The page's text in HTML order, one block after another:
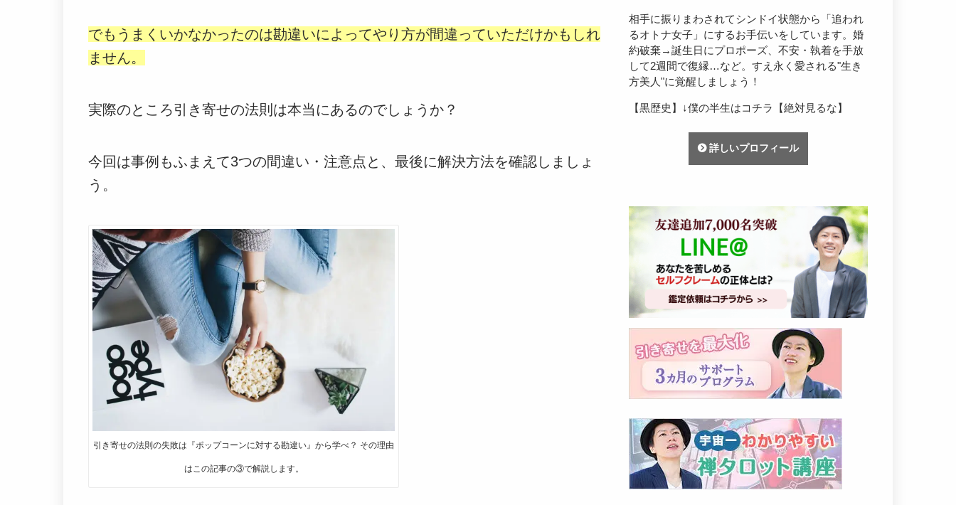
でもうまくいかなかったのは勘違いによってやり方が間違っていただけかもしれ
ません。
実際のところ引き寄せの法則は本当にあるのでしょうか？
今回は事例もふまえて3つの間違い・注意点と、最後に解決方法を確認しましょ
う。
引き寄せの法則の失敗は『ポップコーンに対する勘違い』から学べ？ その理由
はこの記事の③で解説します。
相手に振りまわされてシンドイ状態から「追われ
るオトナ女子」にするお手伝いをしています。婚
約破棄→誕生日にプロポーズ、不安・執着を手放
して2週間で復縁…など。すえ永く愛される"生き
方美人"に覚醒しましょう！
【黒歴史】↓僕の半生はコチラ【絶対見るな】
詳しいプロフィール